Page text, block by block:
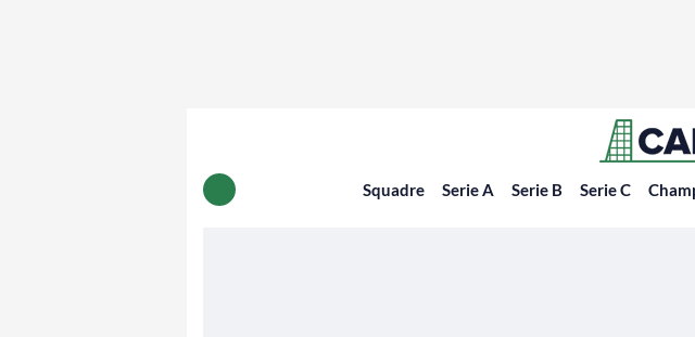
Squadre Serie A Serie B Serie C